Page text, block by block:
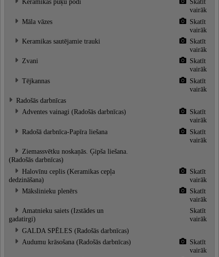
vairāk
Māla vāzes
Skatīt
vairāk
Keramikas sautējamie trauki
Skatīt
vairāk
Zvani
Skatīt
vairāk
Tējkannas
Skatīt
vairāk
Radošās darbnīcas
Adventes vainagi (Radošās darbnīcas)
Skatīt
vairāk
Radošā darbnīca-Papīra liešana
Skatīt
vairāk
Ziemassvētku noskaņās. Ģipša liešana.
(Radošās darbnīcas)
Halovīnu ceplis (Keramikas cepļa
dedzināšana)
Skatīt
vairāk
Mākslinieku plenērs
Skatīt
vairāk
Amatnieku saiets (Izstādes un
gadatirgi)
Skatīt
vairāk
GALDA SPĒLES (Radošās darbnīcas)
Audumu krāsošana (Radošās darbnīcas)
Skatīt
vairāk